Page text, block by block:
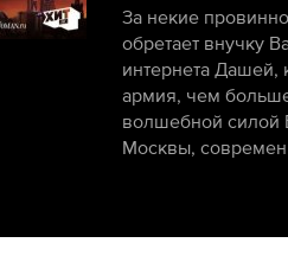
За некие
обретает внучку
интернета Дашей,
армия, чем
волшебной силой
Москвы,